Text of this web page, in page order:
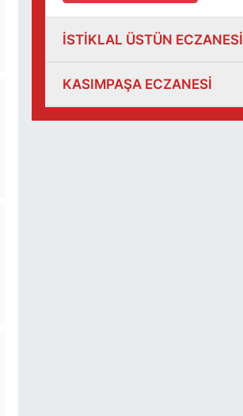
İSTİKLAL ÜSTÜN ECZANESİ
KASIMPAŞA ECZANESİ